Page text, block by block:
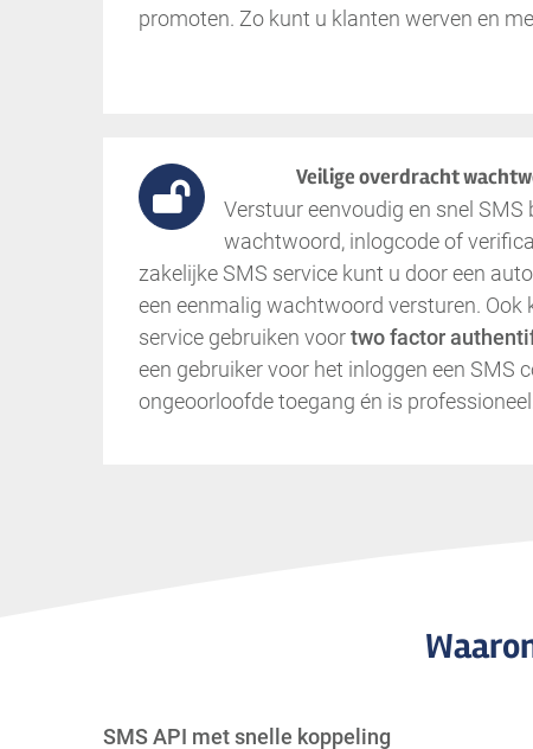
promoten. Zo kunt u klanten werven en
Veilige overdracht
Verstuur eenvoudig en snel SMS
wachtwoord, inlogcode of
zakelijke SMS service kunt u door een
een eenmalig wachtwoord versturen. Ook
service gebruiken voortwo factor
een gebruiker voor het inloggen een SMS
ongeoorloofde toegang én is
SMS API met snelle koppeling